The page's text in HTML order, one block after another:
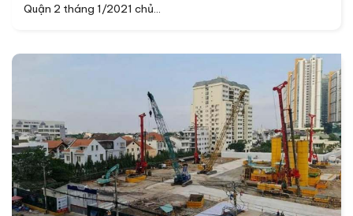
Quận 2 tháng 1/2021 chủ...